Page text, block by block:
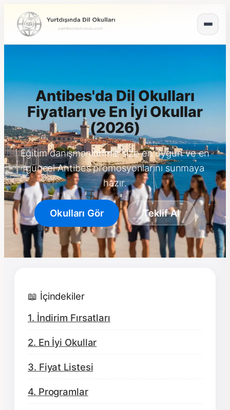
Antibes'da Dil Okulları
Fiyatları ve En İyi Okullar
(2026)
Eğitim danışmanlarımız size en uygun ve en
güncel Antibes promosyonlarını sunmaya
hazır.
Okulları Gör Teklif Al
📖 İçindekiler
1. İndirim Fırsatları
2. En İyi Okullar
3. Fiyat Listesi
4. Programlar